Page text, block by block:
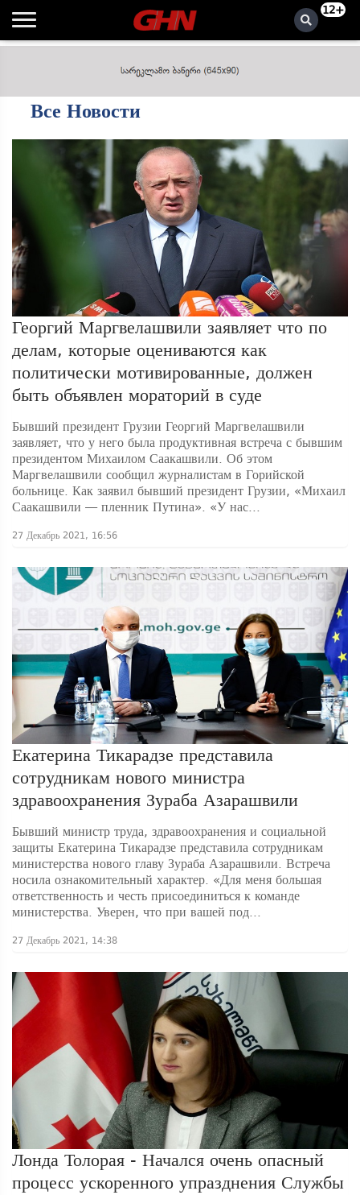
12+
Все Новости
Георгий Маргвелашвили заявляет что по
делам, которые оцениваются как
политически мотивированные, должен
быть объявлен мораторий в суде
Бывший президент Грузии Георгий Маргвелашвили
заявляет, что у него была продуктивная встреча с бывшим
президентом Михаилом Саакашвили. Об этом
Маргвелашвили сообщил журналистам в Горийской
больнице. Как заявил бывший президент Грузии, «Михаил
Саакашвили — пленник Путина». «У нас...
27 Декабрь 2021, 16:56
Екатерина Тикарадзе представила
сотрудникам нового министра
здравоохранения Зураба Азарашвили
Бывший министр труда, здравоохранения и социальной
защиты Екатерина Тикарадзе представила сотрудникам
министерства нового главу Зураба Азарашвили. Встреча
носила ознакомительный характер. «Для меня большая
ответственность и честь присоединиться к команде
министерства. Уверен, что при вашей под...
27 Декабрь 2021, 14:38
Лонда Толорая - Начался очень опасный
процесс ускоренного упразднения Службы